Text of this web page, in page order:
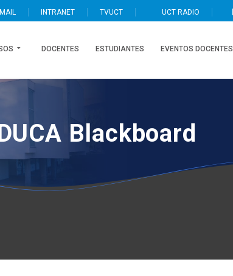
INTRANET TVUCT UCT RADIO
DOCENTES ESTUDIANTES EVENTOS DOCENTES
Blackboard